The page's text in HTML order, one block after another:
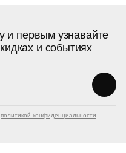
и первым узнавайте
и событиях
политикой конфиденциальности